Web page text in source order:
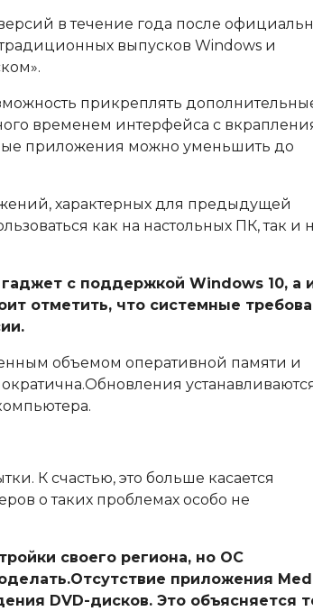
в течение года после
выпусков Windows и
прикреплять
временем интерфейса с
приложения можно уменьшить до
характерных для предыдущей
как на настольных ПК, так и
с поддержкой Windows 10, а
отметить, что системные
объемом оперативной памяти и
К счастью, это больше касается
о таких проблемах особо не
своего региона, но ОС
приложения
DVD-дисков. Это объясняется